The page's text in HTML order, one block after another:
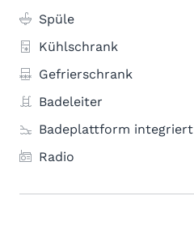
Spüle
Kühlschrank
Gefrierschrank
Badeleiter
Badeplattform integriert
Radio